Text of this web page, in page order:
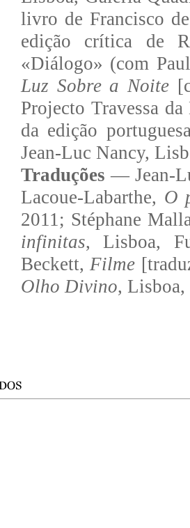
livro de Francisco
edição crítica de
«Diálogo» (com
Luz Sobre a Noite
Projecto Travessa
da edição
Jean-Luc Nancy,
Traduções — Jean-
Lacoue-Labarthe, O
2011; Stéphane
infinitas, Lisboa,
Beckett, Filme
Olho Divino, Lisboa,